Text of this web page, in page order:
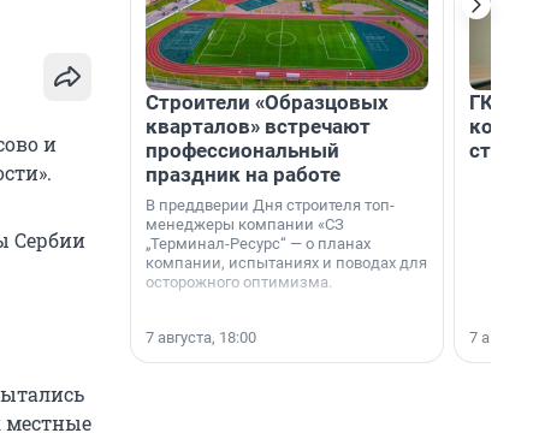
и
Сербии
местные
Строители «Образцовых
кварталов» встречают
профессиональный
праздник на работе
В преддверии Дня строителя топ-
менеджеры компании «СЗ
„Терминал-Ресурс“ — о планах
компании, испытаниях и поводах для
осторожного оптимизма.
7 августа, 18:00
ГК
7